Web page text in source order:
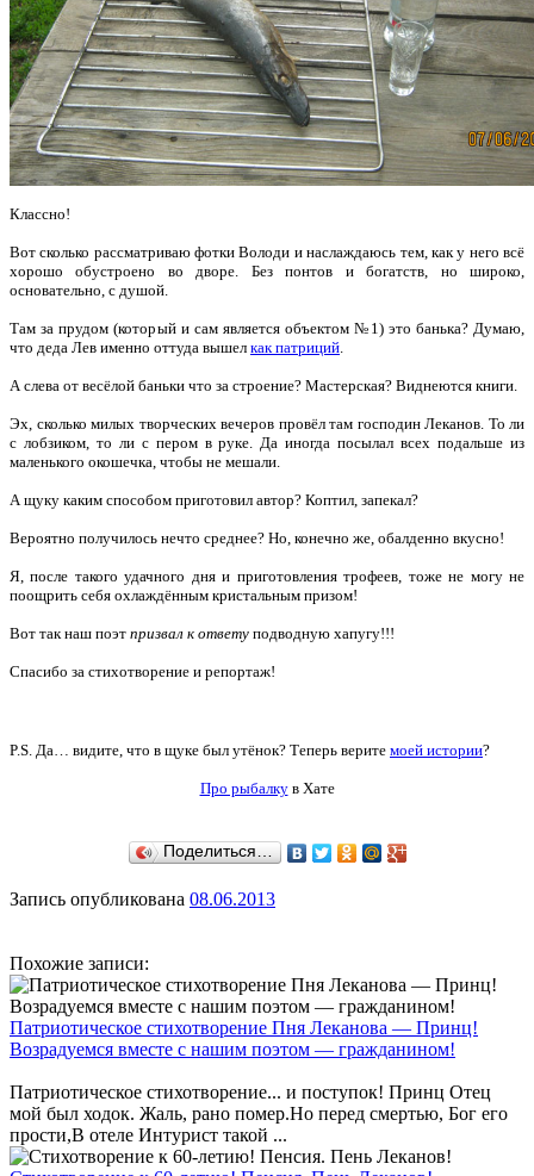
Классно!
Вот сколько рассматриваю фотки Володи и наслаждаюсь тем, как у него всё
хорошо обустроено во дворе. Без понтов и богатств, но широко,
основательно, с душой.
Там за прудом (который и сам является объектом №1) это банька? Думаю,
что деда Лев именно оттуда вышел как патриций.
А слева от весёлой баньки что за строение? Мастерская? Виднеются книги.
Эх, сколько милых творческих вечеров провёл там господин Леканов. То ли
с лобзиком, то ли с пером в руке. Да иногда посылал всех подальше из
маленького окошечка, чтобы не мешали.
А щуку каким способом приготовил автор? Коптил, запекал?
Вероятно получилось нечто среднее? Но, конечно же, обалденно вкусно!
Я, после такого удачного дня и приготовления трофеев, тоже не могу не
поощрить себя охлаждённым кристальным призом!
Вот так наш поэт призвал к ответу подводную хапугу!!!
Спасибо за стихотворение и репортаж!
P.S. Да… видите, что в щуке был утёнок? Теперь верите моей истории?
Про рыбалкув Хате
Поделиться…
Запись опубликована 08.06.2013
Похожие записи:
Патриотическое стихотворение Пня Леканова — Принц!
Возрадуемся вместе с нашим поэтом — гражданином!
Патриотическое стихотворение... и поступок! Принц Отец
мой был ходок. Жаль, рано помер.Но перед смертью, Бог его
прости,В отеле Интурист такой ...